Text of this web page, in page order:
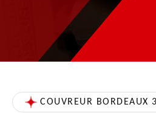
COUVREUR BORDEAUX